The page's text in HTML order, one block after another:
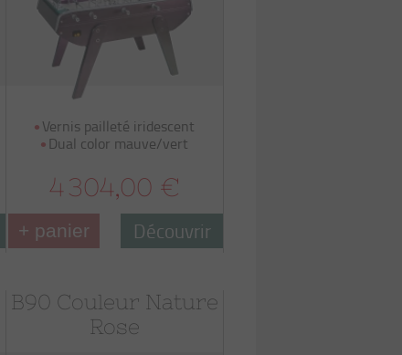
Vernis pailleté iridescent
Dual color mauve/vert
4 304,00 €
+ panier Découvrir
B90 Couleur Nature
Rose